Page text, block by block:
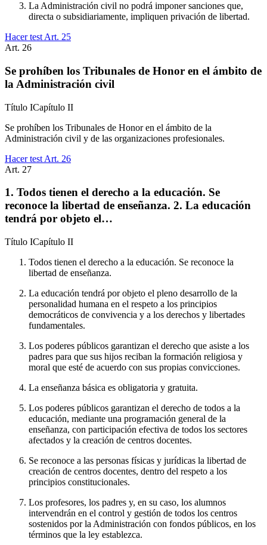
La Administración civil no podrá imponer sanciones que,
directa o subsidiariamente, impliquen privación de libertad.
Hacer test Art. 25
Art. 26
Se prohíben los Tribunales de Honor en el ámbito de
la Administración civil
Título ICapítulo II
Se prohíben los Tribunales de Honor en el ámbito de la
Administración civil y de las organizaciones profesionales.
Hacer test Art. 26
Art. 27
1. Todos tienen el derecho a la educación. Se
reconoce la libertad de enseñanza. 2. La educación
tendrá por objeto el…
Título ICapítulo II
Todos tienen el derecho a la educación. Se reconoce la
libertad de enseñanza.
La educación tendrá por objeto el pleno desarrollo de la
personalidad humana en el respeto a los principios
democráticos de convivencia y a los derechos y libertades
fundamentales.
Los poderes públicos garantizan el derecho que asiste a los
padres para que sus hijos reciban la formación religiosa y
moral que esté de acuerdo con sus propias convicciones.
La enseñanza básica es obligatoria y gratuita.
Los poderes públicos garantizan el derecho de todos a la
educación, mediante una programación general de la
enseñanza, con participación efectiva de todos los sectores
afectados y la creación de centros docentes.
Se reconoce a las personas físicas y jurídicas la libertad de
creación de centros docentes, dentro del respeto a los
principios constitucionales.
Los profesores, los padres y, en su caso, los alumnos
intervendrán en el control y gestión de todos los centros
sostenidos por la Administración con fondos públicos, en los
términos que la ley establezca.